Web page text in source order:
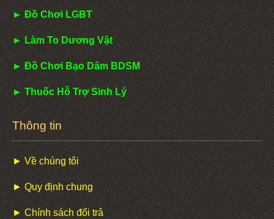
► Đồ Chơi LGBT
► Làm To Dương Vật
► Đồ Chơi Bạo Dâm BDSM
► Thuốc Hỗ Trợ Sinh Lý
Thông tin
► Về chúng tôi
► Quy định chung
► Chính sách đổi trả